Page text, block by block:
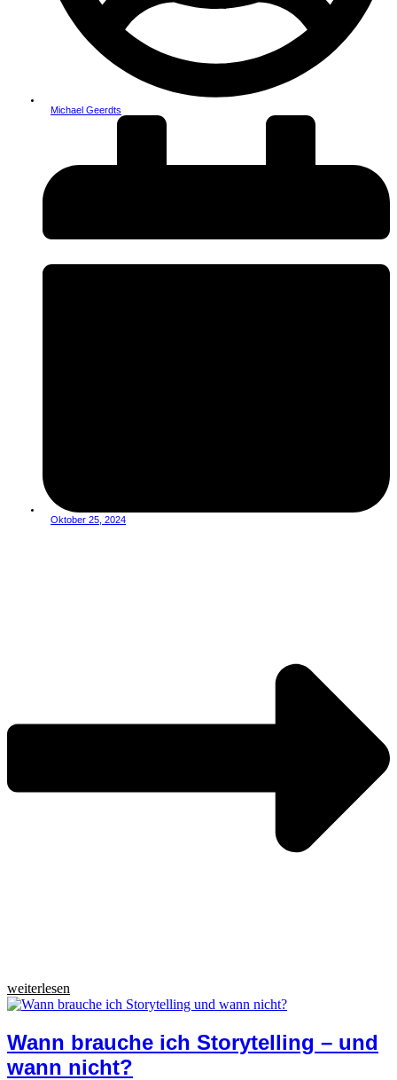
Michael Geerdts
Oktober 25, 2024
weiterlesen
Wann brauche ich Storytelling – und
wann nicht?